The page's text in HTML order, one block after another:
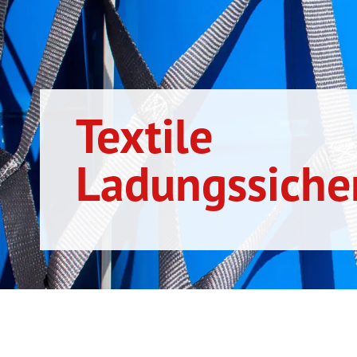
Textile